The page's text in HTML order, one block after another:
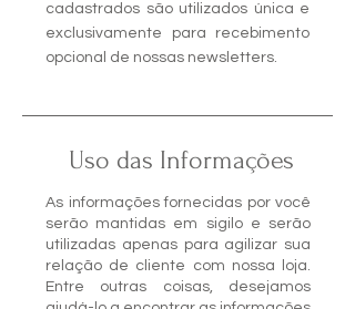
cadastrados são utilizados única e
exclusivamente para recebimento
opcional de nossas newsletters.
Uso das Informações
As informações fornecidas por você
serão mantidas em sigilo e serão
utilizadas apenas para agilizar sua
relação de cliente com nossa loja.
Entre outras coisas, desejamos